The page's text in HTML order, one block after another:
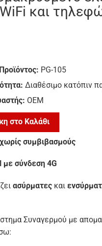
και
PG-105
Διαθέσιμο κατόπιν
ΟΕΜ
στο Καλάθι
συμβιβασμούς
με σύνδεση 4G
ασύρματες και
Συναγερμού με